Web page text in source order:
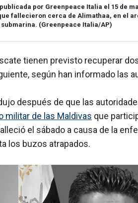
por Greenpeace Italia el 15 de
fallecieron cerca de Alimathaa, en el
(Greenpeace Italia/AP)
tienen previsto recuperar
según han informado las
después de que las
militar de las Maldivas que
el sábado a causa de la
los buzos atrapados.